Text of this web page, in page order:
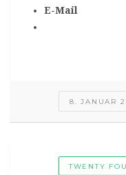
E-Mail
8. JANUAR
TWENTY